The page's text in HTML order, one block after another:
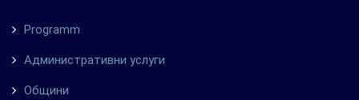
Programm
Административни услуги
Общини